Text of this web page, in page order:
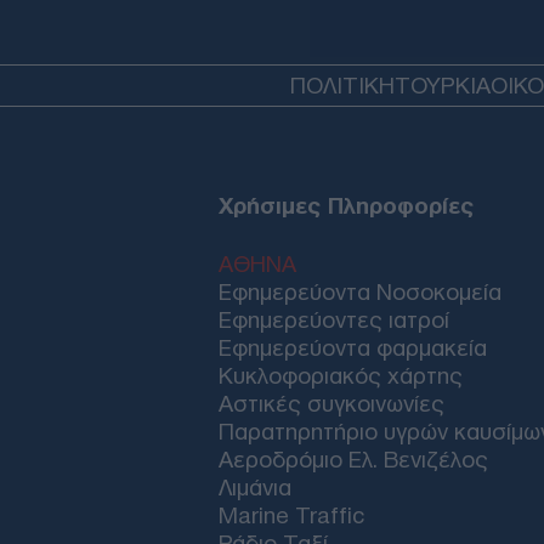
ΠΟΛΙΤΙΚΗΤΟΥΡΚΙΑ
Χρήσιμες Πληροφορίες
ΑΘΗΝΑ
Εφημερεύοντα Νοσοκομεία
Εφημερεύοντες ιατροί
Εφημερεύοντα φαρμακεία
Κυκλοφοριακός χάρτης
Αστικές συγκοινωνίες
Παρατηρητήριο υγρών
Αεροδρόμιο Ελ. Βενιζέλος
Λιμάνια
Marine Traffic